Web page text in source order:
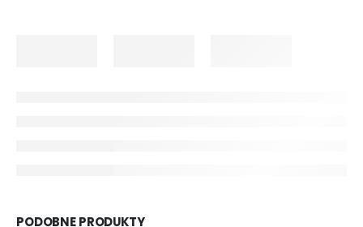
PODOBNE PRODUKTY